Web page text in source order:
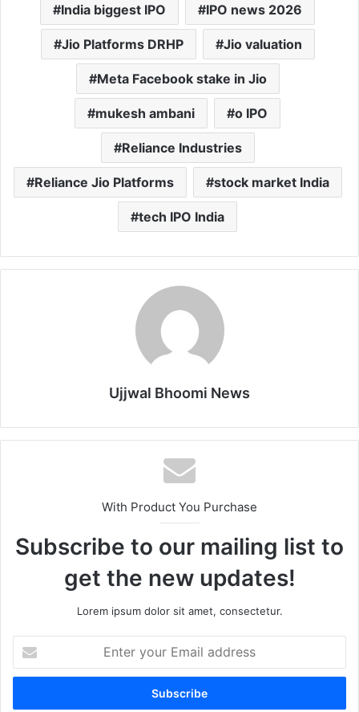
India biggest IPO IPO news 2026
Jio Platforms DRHP Jio valuation
Meta Facebook stake in Jio
mukesh ambani o IPO
Reliance Industries
Reliance Jio Platforms stock market India
tech IPO India
Ujjwal Bhoomi News
With Product You Purchase
Subscribe to our mailing list to
get the new updates!
Lorem ipsum dolor sit amet, consectetur.
your
Email